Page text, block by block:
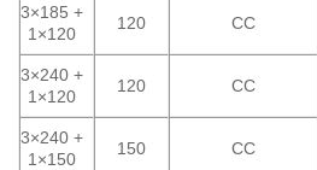
3×185 +
1×120
120 CC
3×240 +
1×120
120 CC
3×240 +
1×150
150 CC